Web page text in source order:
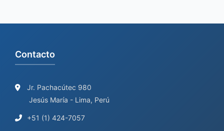
Contacto
Jr. Pachacútec 980
Jesús María - Lima, Perú
+51 (1) 424-7057